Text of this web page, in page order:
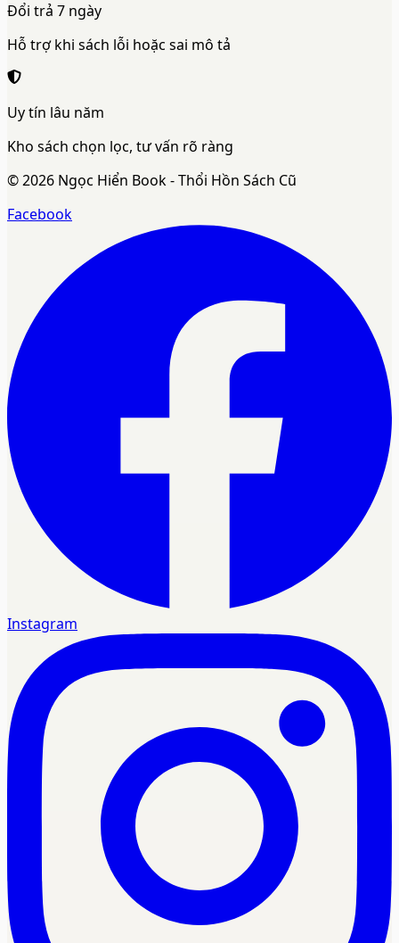
Đổi trả 7 ngày
Hỗ trợ khi sách lỗi hoặc sai mô tả
Uy tín lâu năm
Kho sách chọn lọc, tư vấn rõ ràng
©2026 Ngọc Hiển Book - Thổi Hồn Sách Cũ
Facebook
Instagram